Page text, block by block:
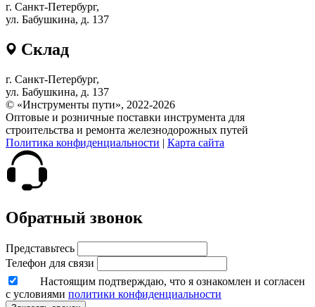
г. Санкт-Петербург,
ул. Бабушкина, д. 137
Склад
г. Санкт-Петербург,
ул. Бабушкина, д. 137
© «Инструменты пути», 2022-2026
Оптовые и розничные поставки инструмента для
строительства и ремонта железнодорожных путей
Политика конфиденциальности | Карта сайта
Обратный звонок
Представьтесь
Телефон для связи
Настоящим подтверждаю, что я ознакомлен и согласен
с условиями политики конфиденциальности